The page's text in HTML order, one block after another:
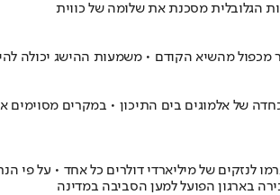
הגלובלית מסכנת את שלומה של כווית
חשף כי ב-2021 התרחשו בארצות הברית 20 אסונות אקלים שגרמו
בארגון הפועל למען הסביבה במדינה